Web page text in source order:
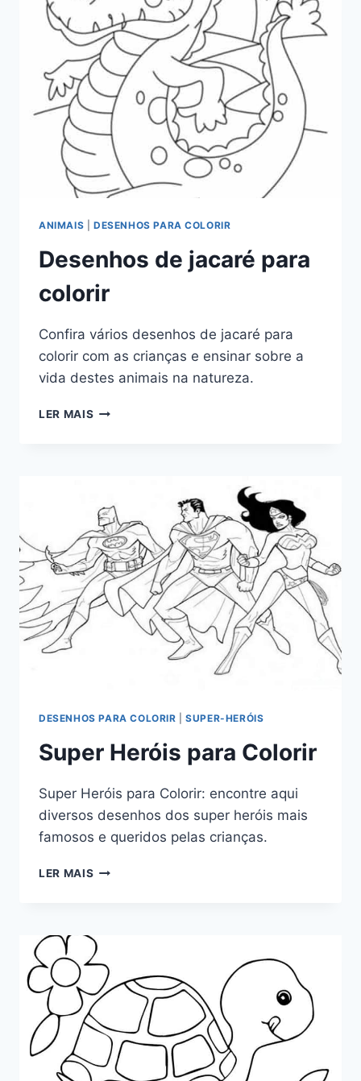
ANIMAIS DESENHOS PARA COLORIR
Desenhos de jacaré para
colorir
Confira vários desenhos de jacaré para
colorir com as crianças e ensinar sobre a
vida destes animais na natureza.
LER MAIS DESENHOS
DESENHOS PARA COLORIR |SUPER-HERÓIS
Super Heróis para Colorir
Super Heróis para Colorir: encontre aqui
diversos desenhos dos super heróis mais
famosos e queridos pelas crianças.
LER MAIS SUPER